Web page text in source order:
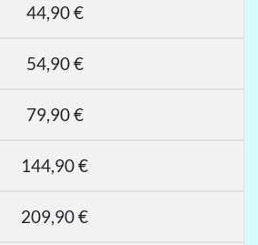
44,90 €
54,90 €
79,90 €
144,90 €
209,90 €